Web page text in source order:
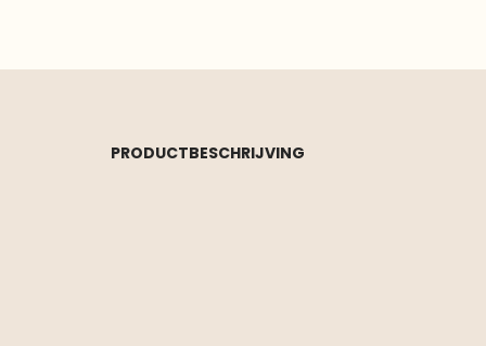
PRODUCTBESCHRIJVING